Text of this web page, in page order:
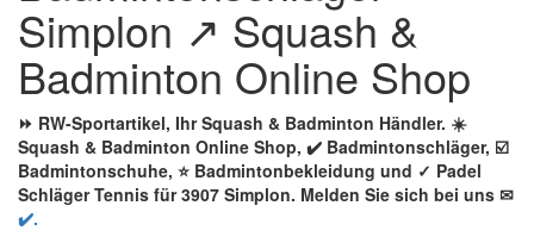
Simplon ↗️ Squash &
Badminton Online Shop
⏩ RW-Sportartikel, Ihr Squash & Badminton Händler. ☀️
Squash & Badminton Online Shop, ✔️ Badmintonschläger, ☑️
Badmintonschuhe, ⭐ Badmintonbekleidung und ✓ Padel
Schläger Tennis für 3907 Simplon. Melden Sie sich bei uns ✉
✔️.